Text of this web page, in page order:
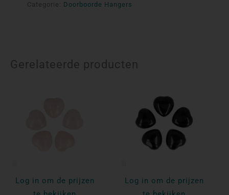
Categorie:
Doorboorde Hangers
Gerelateerde producten
Log in om de prijzen
Log in om de prijzen